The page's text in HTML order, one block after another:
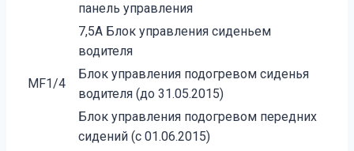
панель управления
MF1/4
7,5A Блок управления сиденьем
водителя
Блок управления подогревом сиденья
водителя (до 31.05.2015)
Блок управления подогревом передних
сидений (с 01.06.2015)